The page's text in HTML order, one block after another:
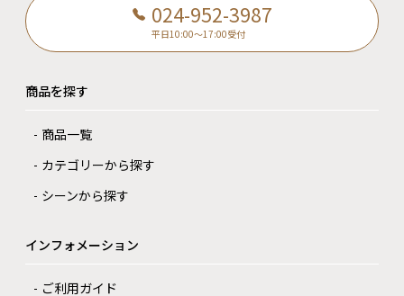
024-952-3987
平日10:00～17:00受付
商品を探す
商品一覧
カテゴリーから探す
シーンから探す
インフォメーション
ご利用ガイド